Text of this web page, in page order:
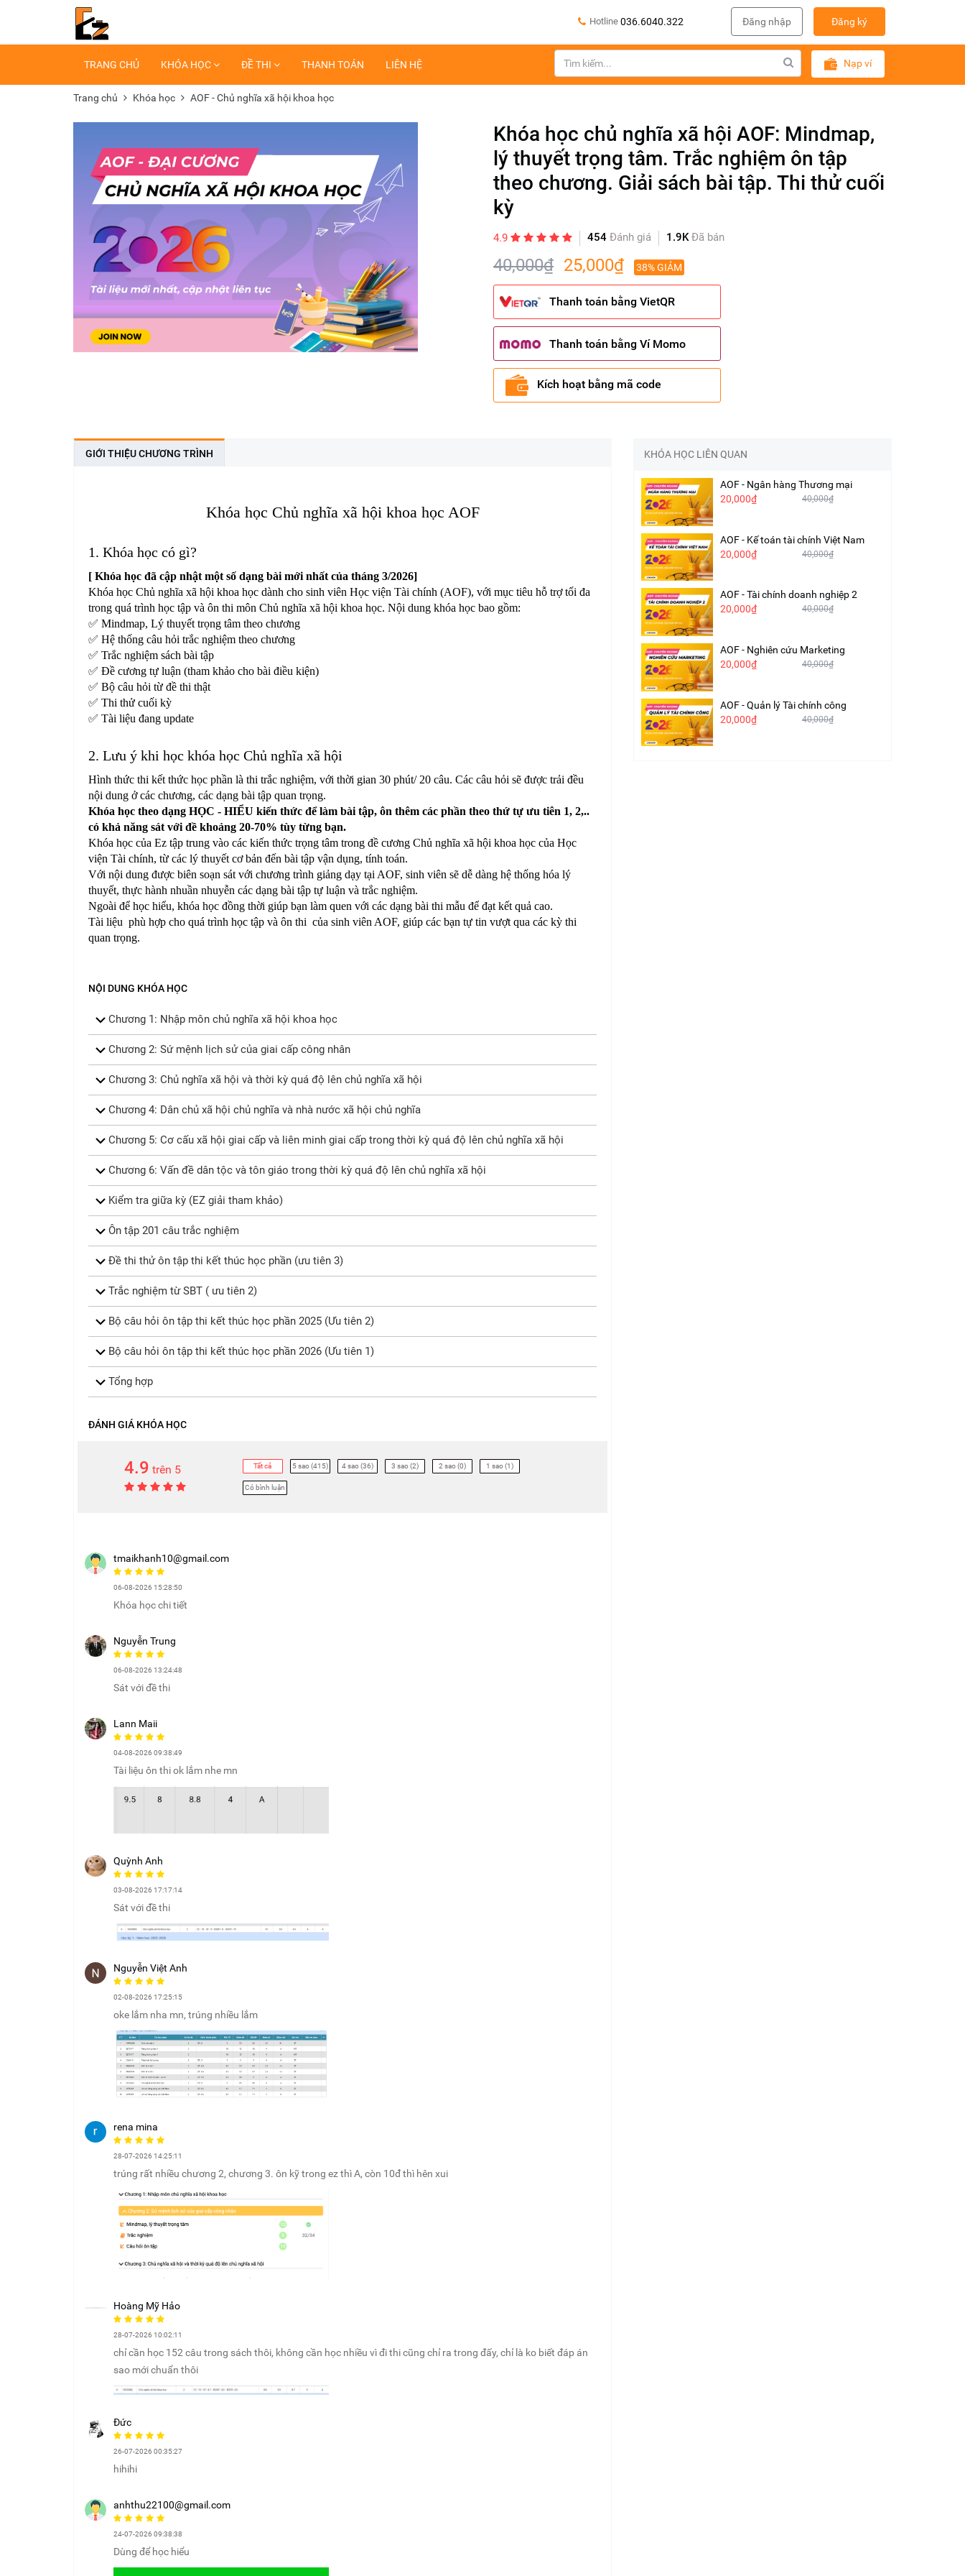
Hotline 036.6040.322 Đăng nhập Đăng ký
TRANG CHỦ KHÓA HỌC ĐỀ THI THANH TOÁN LIÊN HỆ Nạp ví
Trang chủ Khóa học AOF - Chủ nghĩa xã hội khoa học
Khóa học chủ nghĩa xã hội AOF: Mindmap,
lý thuyết trọng tâm. Trắc nghiệm ôn tập
theo chương. Giải sách bài tập. Thi thử cuối
kỳ
4.9 454 Đánh giá 1.9KĐã bán
40,000₫ 25,000₫ 38% GIẢM
Thanh toán bằng VietQR
Thanh toán bằng Ví Momo
Kích hoạt bằng mã code
GIỚI THIỆU CHƯƠNG TRÌNH
Khóa học Chủ nghĩa xã hội khoa học AOF
1. Khóa học có gì?
[ Khóa học đã cập nhật một số dạng bài mới nhất của tháng 3/2026]
Khóa học Chủ nghĩa xã hội khoa học dành cho sinh viên Học viện Tài chính (AOF), với mục tiêu hỗ trợ tối đa
trong quá trình học tập và ôn thi môn Chủ nghĩa xã hội khoa học. Nội dung khóa học bao gồm:
✅ Mindmap, Lý thuyết trọng tâm theo chương
✅ Hệ thống câu hỏi trắc nghiệm theo chương
✅ Trắc nghiệm sách bài tập
✅ Đề cương tự luận (tham khảo cho bài điều kiện)
✅ Bộ câu hỏi từ đề thi thật
✅ Thi thử cuối kỳ
✅ Tài liệu đang update
2. Lưu ý khi học khóa học Chủ nghĩa xã hội
Hình thức thi kết thức học phần là thi trắc nghiệm, với thời gian 30 phút/ 20 câu. Các câu hỏi sẽ được trải đều
nội dung ở các chương, các dạng bài tập quan trọng.
Khóa học theo dạng HỌC - HIỂU kiến thức để làm bài tập, ôn thêm các phần theo thứ tự ưu tiên 1, 2,..
có khả năng sát với đề khoảng 20-70% tùy từng bạn.
Khóa học của Ez tập trung vào các kiến thức trọng tâm trong đề cương Chủ nghĩa xã hội khoa học của Học
viện Tài chính, từ các lý thuyết cơ bản đến bài tập vận dụng, tính toán.
Với nội dung được biên soạn sát với chương trình giảng dạy tại AOF, sinh viên sẽ dễ dàng hệ thống hóa lý
thuyết, thực hành nhuần nhuyễn các dạng bài tập tự luận và trắc nghiệm.
Ngoài để học hiểu, khóa học đồng thời giúp bạn làm quen với các dạng bài thi mẫu để đạt kết quả cao.
Tài liệu phù hợp cho quá trình học tập và ôn thi của sinh viên AOF, giúp các bạn tự tin vượt qua các kỳ thi
quan trọng.
NỘI DUNG KHÓA HỌC
Chương 1: Nhập môn chủ nghĩa xã hội khoa học
Chương 2: Sứ mệnh lịch sử của giai cấp công nhân
Chương 3: Chủ nghĩa xã hội và thời kỳ quá độ lên chủ nghĩa xã hội
Chương 4: Dân chủ xã hội chủ nghĩa và nhà nước xã hội chủ nghĩa
Chương 5: Cơ cấu xã hội giai cấp và liên minh giai cấp trong thời kỳ quá độ lên chủ nghĩa xã hội
Chương 6: Vấn đề dân tộc và tôn giáo trong thời kỳ quá độ lên chủ nghĩa xã hội
Kiểm tra giữa kỳ (EZ giải tham khảo)
Ôn tập 201 câu trắc nghiệm
Đề thi thử ôn tập thi kết thúc học phần (ưu tiên 3)
Trắc nghiệm từ SBT ( ưu tiên 2)
Bộ câu hỏi ôn tập thi kết thúc học phần 2025 (Ưu tiên 2)
Bộ câu hỏi ôn tập thi kết thúc học phần 2026 (Ưu tiên 1)
Tổng hợp
ĐÁNH GIÁ KHÓA HỌC
4.9 trên 5 Tất cả 5 sao (415) 4 sao (36) 3 sao (2) 2 sao (0) 1 sao (1)
Có bình luận
tmaikhanh10@gmail.com
06-08-2026 15:28:50
Khóa học chi tiết
Nguyễn Trung
06-08-2026 13:24:48
Sát với đề thi
Lann Maii
04-08-2026 09:38:49
Tài liệu ôn thi ok lắm nhe mn
Quỳnh Anh
03-08-2026 17:17:14
Sát với đề thi
Nguyễn Việt Anh
02-08-2026 17:25:15
oke lắm nha mn, trúng nhiều lắm
rena mina
28-07-2026 14:25:11
trúng rất nhiều chương 2, chương 3. ôn kỹ trong ez thì A, còn 10đ thì hên xui
Hoàng Mỹ Hảo
28-07-2026 10:02:11
chỉ cần học 152 câu trong sách thôi, không cần học nhiều vì đi thi cũng chỉ ra trong đấy, chỉ là ko biết đáp án
sao mới chuẩn thôi
Đức
26-07-2026 00:35:27
hihihi
anhthu22100@gmail.com
24-07-2026 09:38:38
Dùng để học hiểu
KHÓA HỌC LIÊN QUAN
AOF - Ngân hàng Thương mại
20,000₫
40,000₫
AOF - Kế toán tài chính Việt Nam
20,000₫
40,000₫
AOF - Tài chính doanh nghiệp 2
20,000₫
40,000₫
AOF - Nghiên cứu Marketing
20,000₫
40,000₫
AOF - Quản lý Tài chính công
20,000₫
40,000₫